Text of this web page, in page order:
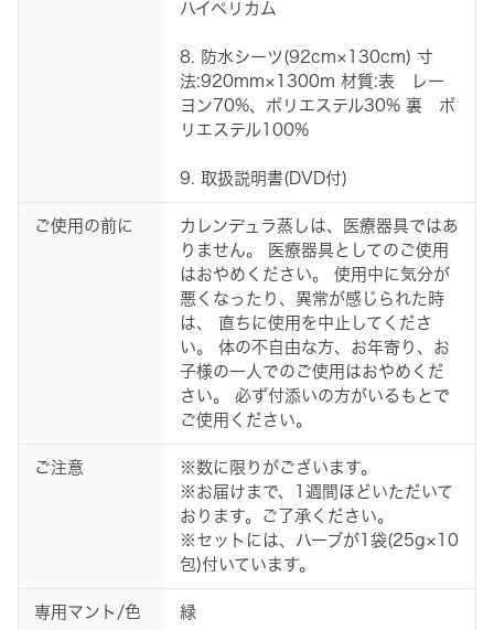
ハイペリカム
8. 防水シーツ(92cm×130cm) 寸
法:920mm×1300m 材質:表 レー
ヨン70%、ポリエステル30% 裏 ポ
リエステル100%
9. 取扱説明書(DVD付)
ご使用の前に
カレンデュラ蒸しは、医療器具ではあ
りません。 医療器具としてのご使用
はおやめください。 使用中に気分が
悪くなったり、異常が感じられた時
は、 直ちに使用を中止してくださ
い。 体の不自由な方、お年寄り、お
子様の一人でのご使用はおやめくだ
さい。 必ず付添いの方がいるもとで
ご使用ください。
ご注意
※数に限りがございます。
※お届けまで、1週間ほどいただいて
おります。ご了承ください。
※セットには、ハーブが1袋(25g×10
包)付いています。
専用マント/色 緑